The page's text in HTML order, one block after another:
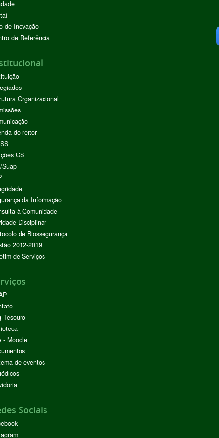
de Inovação
de Referência
Organizacional
do reitor
CS
Suap
da Informação
à Comunidade
Disciplinar
de Biossegurança
2012-2019
de Serviços
Tesouro
- Moodle
de eventos
Sociais